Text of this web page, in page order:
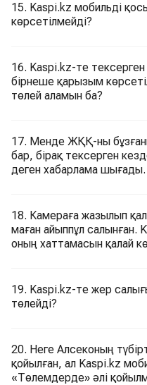
15. Kaspi.kz мобильді
көрсетілмейді?
16. Kaspi.kz-те
бірнеше қарызым
төлей аламын ба?
17. Менде ЖҚҚ-ны бұзғаным үшін салынған айыппұл
бар, бірақ тексерген кезде
деген хабарлама шығады.
18. Камераға жазылып
маған айыппұл
оның хаттамасын қалай
19. Kaspi.kz-те жер
төлейді?
20. Неге Алсеконың
қойылған, ал Kaspi.kz
«Төлемдерде» әлі